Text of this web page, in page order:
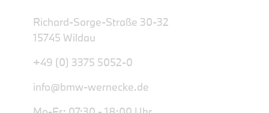
Richard-Sorge-Straße 30-32
15745 Wildau
+49 (0) 3375 5052-0
info@bmw-wernecke.de